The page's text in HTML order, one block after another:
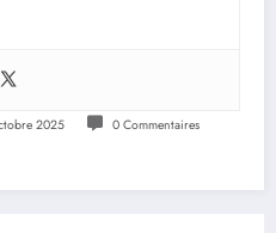
2025 0 Commentaires